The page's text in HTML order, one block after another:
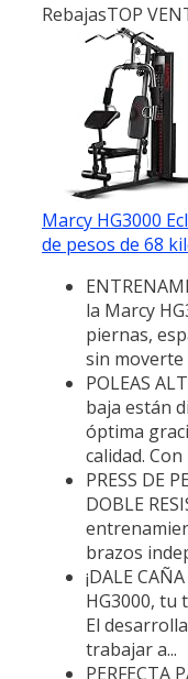
RebajasTOP
Marcy HG3000
de pesos de 68
la Marcy
piernas,
sin moverte
POLEAS
baja están
óptima
calidad. Con
PRESS DE
DOBLE
brazos
¡DALE
HG3000, tu
El
trabajar a...
PERFECTA